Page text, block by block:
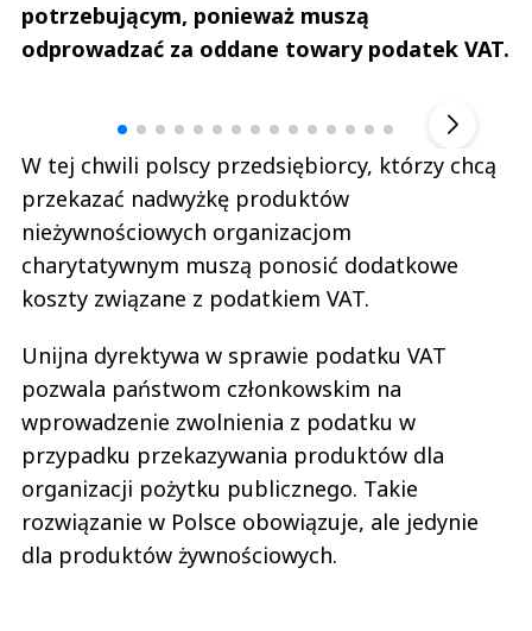
potrzebującym, ponieważ muszą
odprowadzać za oddane towary podatek VAT.
W tej chwili polscy przedsiębiorcy, którzy chcą
przekazać nadwyżkę produktów
nieżywnościowych organizacjom
charytatywnym muszą ponosić dodatkowe
koszty związane z podatkiem VAT.
Unijna dyrektywa w sprawie podatku VAT
pozwala państwom członkowskim na
wprowadzenie zwolnienia z podatku w
przypadku przekazywania produktów dla
organizacji pożytku publicznego. Takie
rozwiązanie w Polsce obowiązuje, ale jedynie
dla produktów żywnościowych.